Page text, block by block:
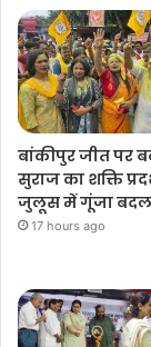
बांकीपुर जीत पर
सुराज का शक्ति
जुलूस में गूंजा
17 hours ago